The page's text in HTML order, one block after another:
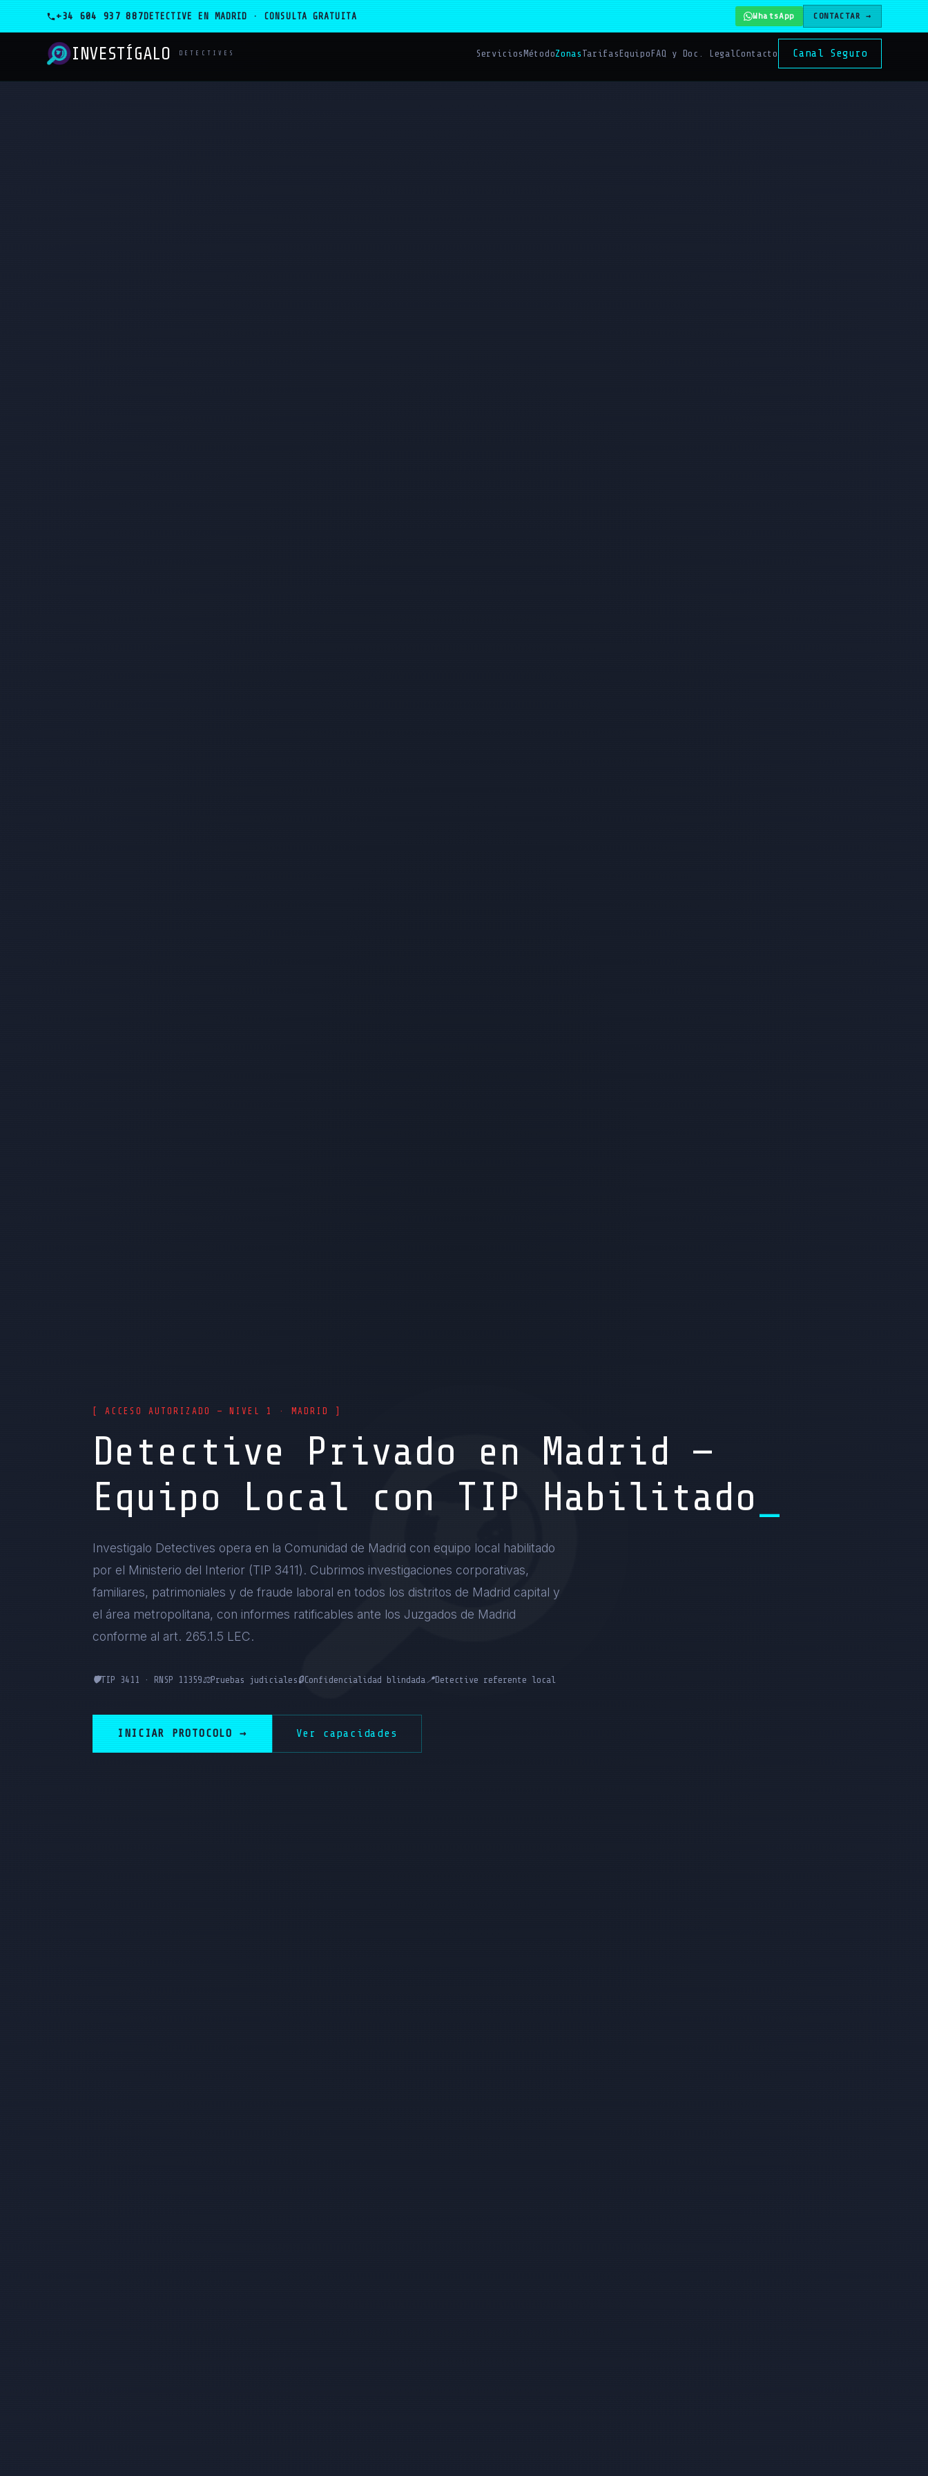
+34 604 937 887 DETECTIVE EN MADRID · CONSULTA GRATUITA WhatsApp CONTACTAR →
INVESTÍGALO DETECTIVES Servicios MétodoZonas Tarifas Equipo FAQ y Doc. LegalContacto Canal Seguro
[ ACCESO AUTORIZADO — NIVEL 1 · MADRID ]
Detective Privado en Madrid —
Equipo Local con TIP Habilitado
Investigalo Detectives opera en la Comunidad de Madrid con equipo local habilitado
por el Ministerio del Interior (TIP 3411). Cubrimos investigaciones corporativas,
familiares, patrimoniales y de fraude laboral en todos los distritos de Madrid capital y
el área metropolitana, con informes ratificables ante los Juzgados de Madrid
conforme al art. 265.1.5 LEC.
🛡️TIP 3411 · RNSP 11359⚖️Pruebas judiciales 🔒Confidencialidad blindada📍Detective referente local
INICIAR PROTOCOLO → Ver capacidades